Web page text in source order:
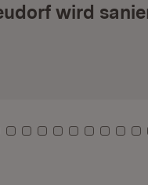
wird
0 1 2
Kachel: 3
Zu Kachel: 4
Zu Kachel: 5
Zu Kachel: 6
Zu Kachel: 7
Zu Kachel:
ZuZuZu